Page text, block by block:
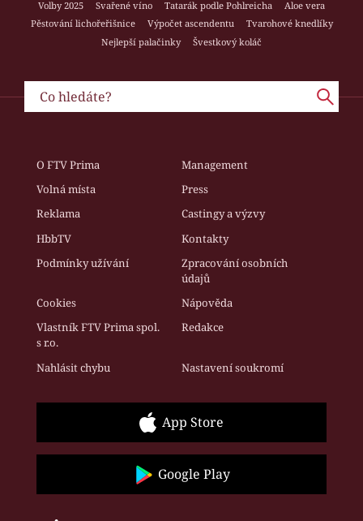
Volby 2025
Svařené víno Tatarák podle Pohlreicha
Aloe vera
Pěstování lichořeřišnice
Výpočet ascendentu
Tvarohové knedlíky
Nejlepší palačinky
Švestkový koláč
O FTV Prima
Management
Volná místa
Press
Reklama
Castingy a výzvy
HbbTV
Kontakty
Podmínky užívání
Zpracování osobních
údajů
Cookies
Nápověda
Vlastník FTV Prima spol.
s r.o.
Redakce
Nahlásit chybu Nastavení soukromí
App Store
Google Play